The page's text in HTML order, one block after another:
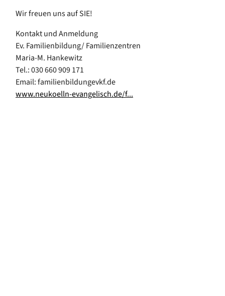
Wir freuen uns auf SIE!
Kontakt und Anmeldung
Ev. Familienbildung/ Familienzentren
Maria-M. Hankewitz
Tel.: 030 660 909 171
Email: familienbildungevkf.de
www.neukoelln-evangelisch.de/f...